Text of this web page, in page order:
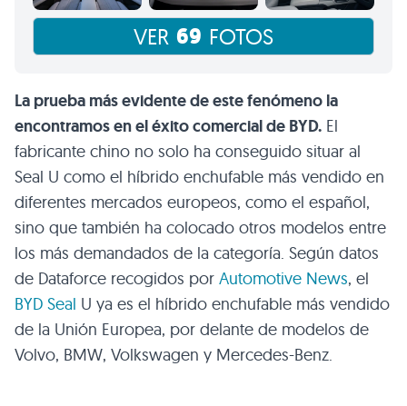
VER 69 FOTOS
La prueba más evidente de este fenómeno la
encontramos en el éxito comercial de BYD. El
fabricante chino no solo ha conseguido situar al
Seal U como el híbrido enchufable más vendido en
diferentes mercados europeos, como el español,
sino que también ha colocado otros modelos entre
los más demandados de la categoría. Según datos
de Dataforce recogidos por Automotive News, el
BYD Seal U ya es el híbrido enchufable más vendido
de la Unión Europea, por delante de modelos de
Volvo, BMW, Volkswagen y Mercedes-Benz.